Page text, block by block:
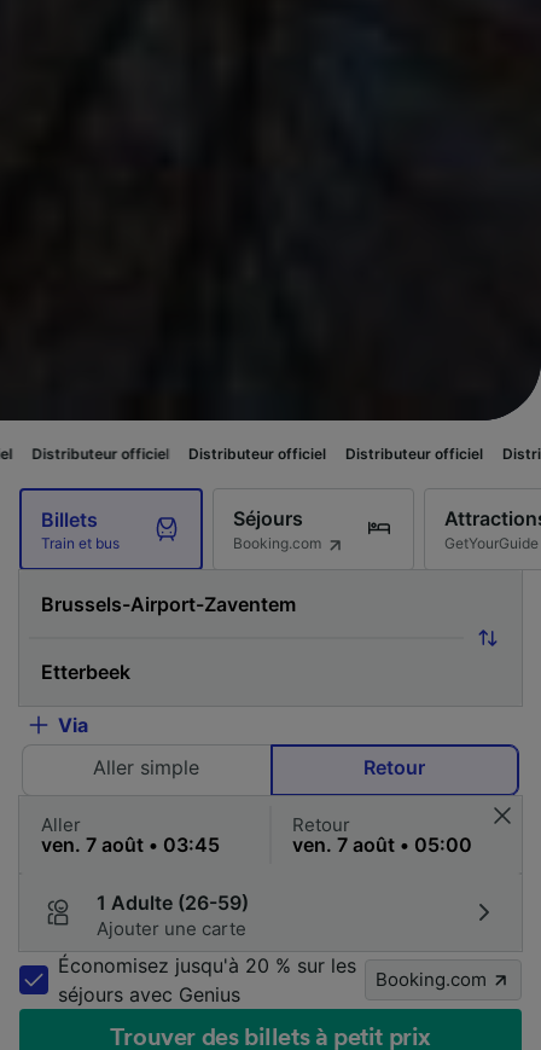
officiel Distributeur officiel Distributeur officiel Distributeur
Billets
Train et bus
Séjours
Booking.com GetYourGuide
Via
Aller simple
Retour
Aller Retour
1 Adulte (26-59)
Ajouter une carte
Économisez jusqu'à 20 % sur les
séjours avec Genius
Booking.com
Trouver des billets à petit prix